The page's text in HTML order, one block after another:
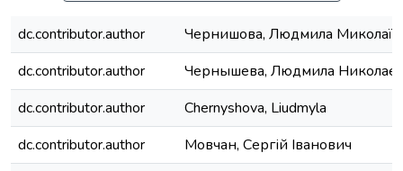
dc.contributor.author
Чернишова, Людмила
dc.contributor.author
Чернышева, Людмила
dc.contributor.author
Chernyshova, Liudmyla
dc.contributor.author
Мовчан, Сергій Іванович